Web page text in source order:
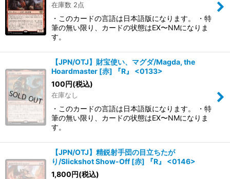
在庫数 2点
・このカードの言語は日本語版になります。 ・特
筆の無い限り、カードの状態はEX〜NMになりま
す。
【JPN/OTJ】財宝使い、マグダ/Magda, the
Hoardmaster [赤] 『R』 <0133>
100円(税込)
在庫なし
・このカードの言語は日本語版になります。 ・特
筆の無い限り、カードの状態はEX〜NMになりま
す。
【JPN/OTJ】精鋭射手団の目立ちたが
り/Slickshot Show-Off [赤] 『R』 <0146>
1,800円(税込)